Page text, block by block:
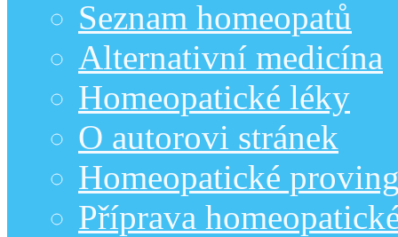
Seznam homeopatů
Alternativní medicína
Homeopatické léky
O autorovi stránek
Homeopatické
Příprava